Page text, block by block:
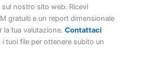
nostro sito web. Ricevi
gratuiti e un report dimensionale
la tua valutazione. Contattaci
i tuoi file per ottenere subito un